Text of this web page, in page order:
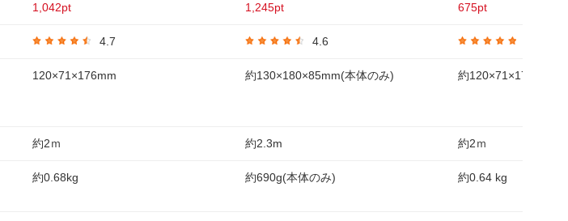
1,042pt
4.7
120×71×176mm
約2ｍ
約0.68kg
1,245pt
4.6
約130×180×85mm(本体のみ)
約2.3m
約690g(本体のみ)
675pt
約120×71×176mm
約2ｍ
約0.64 kg